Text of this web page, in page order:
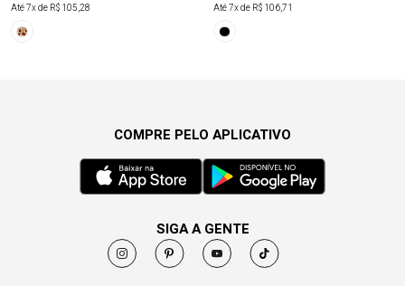
Até7x de R$ 105,28 Até7x de R$ 106,71
COMPRE PELO APLICATIVO
SIGA A GENTE